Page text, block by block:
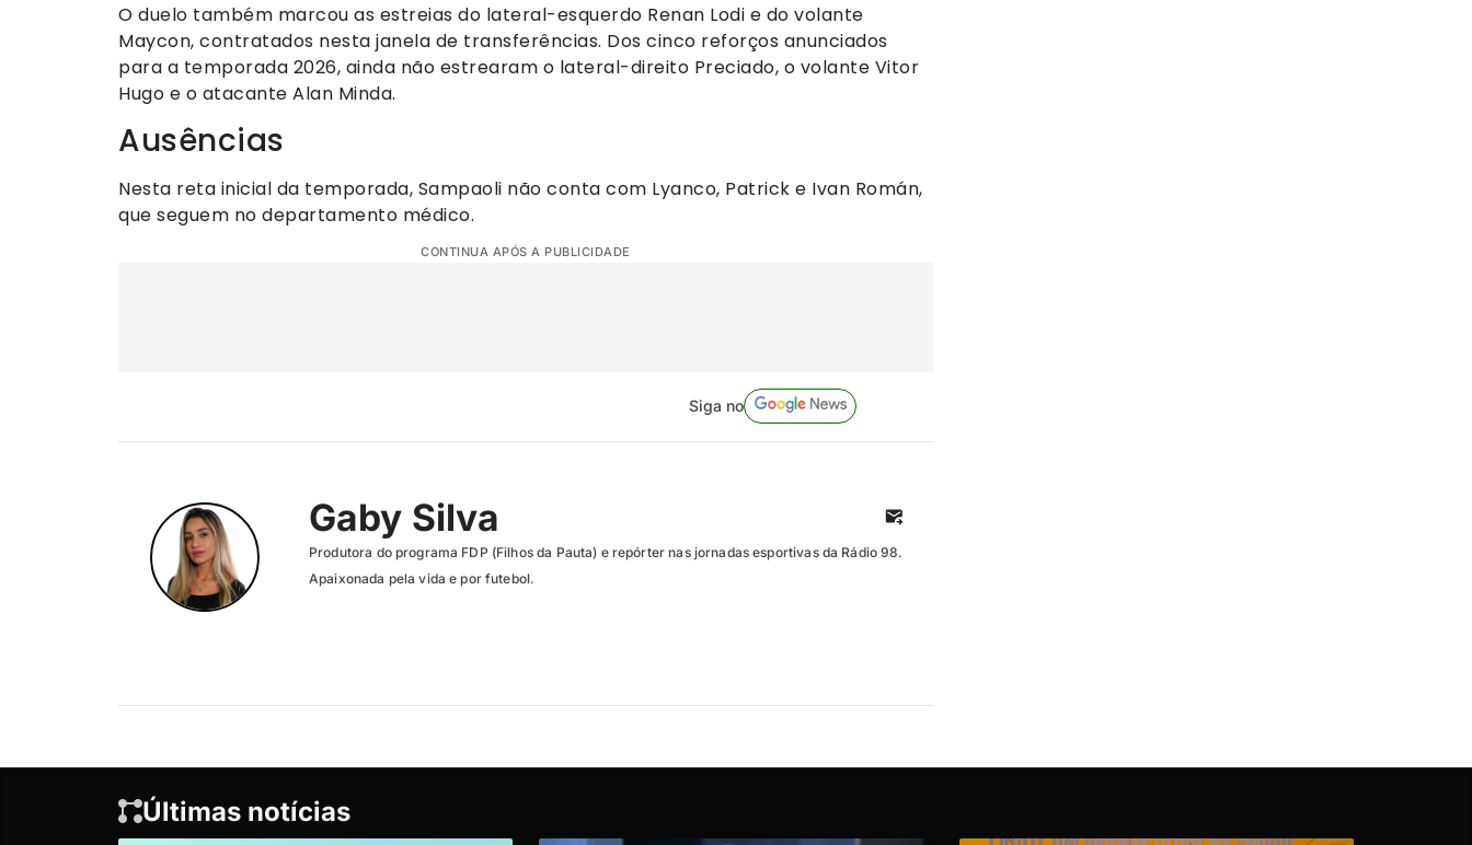
O duelo também marcou as estreias do lateral-esquerdo Renan Lodi e do volante
Maycon, contratados nesta janela de transferências. Dos cinco reforços anunciados
para a temporada 2026, ainda não estrearam o lateral-direito Preciado, o volante Vitor
Hugo e o atacante Alan Minda.
Ausências
Nesta reta inicial da temporada, Sampaoli não conta com Lyanco, Patrick e Ivan Román,
que seguem no departamento médico.
CONTINUA APÓS A PUBLICIDADE
Siga no
Gaby Silva
Produtora do programa FDP (Filhos da Pauta) e repórter nas jornadas esportivas da Rádio 98.
Apaixonada pela vida e por futebol.
Últimas notícias